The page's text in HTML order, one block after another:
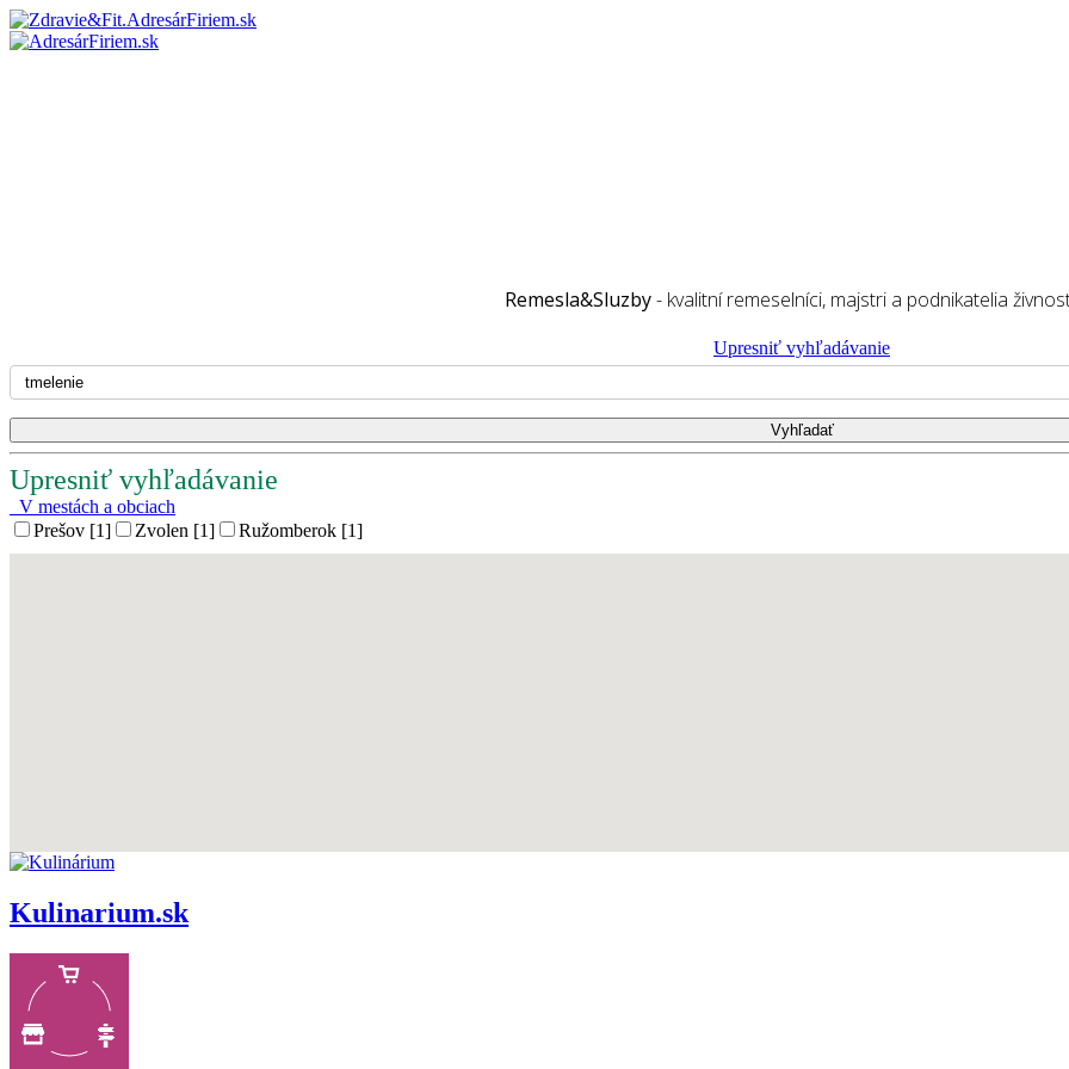
Remesla&Sluzby- kvalitní remeselníci, majstri a podnikatelia
Upresniť vyhľadávanie
Upresniť vyhľadávanie
V mestách a obciach
Prešov [1]
Zvolen [1] Ružomberok [1]
Kulinarium.sk